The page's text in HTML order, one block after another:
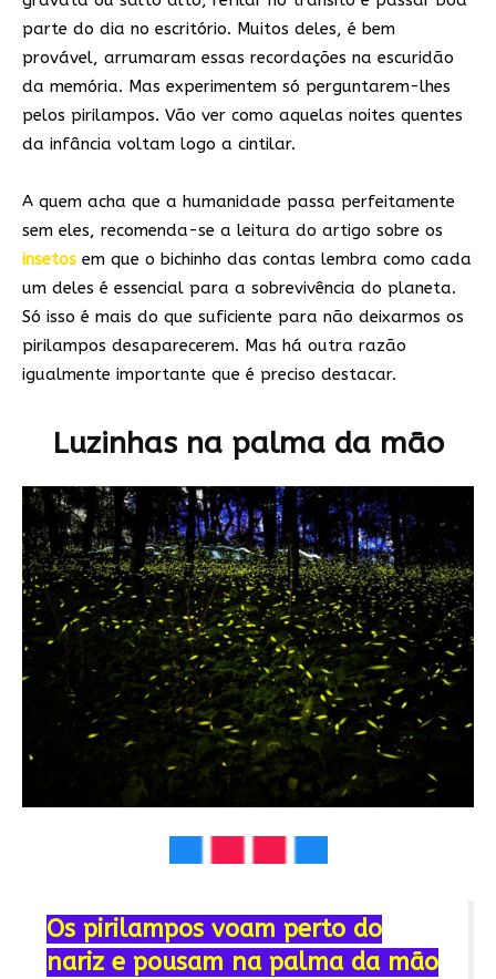
parte do dia no escritório. Muitos deles, é bem
provável, arrumaram essas recordações na escuridão
da memória. Mas experimentem só perguntarem-lhes
pelos pirilampos. Vão ver como aquelas noites quentes
da infância voltam logo a cintilar.
A quem acha que a humanidade passa perfeitamente
sem eles, recomenda-se a leitura do artigo sobre os
insetos em que o bichinho das contas lembra como cada
um deles é essencial para a sobrevivência do planeta.
Só isso é mais do que suficiente para não deixarmos os
pirilampos desaparecerem. Mas há outra razão
igualmente importante que é preciso destacar.
Luzinhas na palma da mão
Os pirilampos voam perto do
nariz e pousam na palma da mão